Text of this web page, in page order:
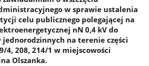
w sprawie ustalenia
celu publicznego polegającej na
nN 0,4 kV do
jednorodzinnych na terenie części
4, 208, 214/1 w miejscowości
Olszanka.